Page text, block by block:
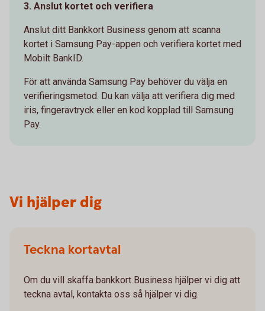
3. Anslut kortet och verifiera
Anslut ditt Bankkort Business genom att scanna
kortet i Samsung Pay-appen och verifiera kortet med
Mobilt BankID.
För att använda Samsung Pay behöver du välja en
verifieringsmetod. Du kan välja att verifiera dig med
iris, fingeravtryck eller en kod kopplad till Samsung
Pay.
Vi hjälper dig
Teckna kortavtal
Om du vill skaffa bankkort Business hjälper vi dig att
teckna avtal, kontakta oss så hjälper vi dig.